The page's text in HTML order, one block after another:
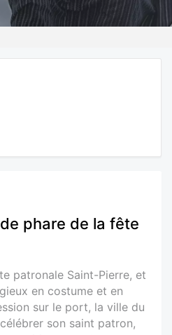
phare de la fête
patronale Saint-Pierre, et
en costume et en
sur le port, la ville du
son saint patron,